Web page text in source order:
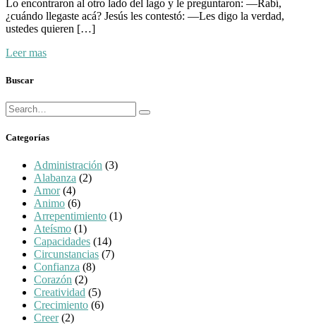
Lo encontraron al otro lado del lago y le preguntaron: —Rabí,
¿cuándo llegaste acá? Jesús les contestó: —Les digo la verdad,
ustedes quieren […]
Leer mas
Buscar
Búsqueda
para:
Buscar
Categorías
Administración (3)
Alabanza (2)
Amor(4)
Animo (6)
Arrepentimiento (1)
Ateísmo (1)
Capacidades (14)
Circunstancias (7)
Confianza (8)
Corazón (2)
Creatividad (5)
Crecimiento (6)
Creer(2)